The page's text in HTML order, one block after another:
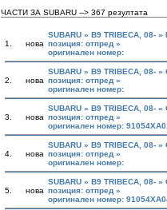
ЧАСТИ ЗА SUBARU --> 367 резултата
1. нова
SUBARU » B9 TRIBECA, 08-
позиция: отпред »
оригинален номер:
2. нова
SUBARU » B9 TRIBECA, 08-
позиция: отпред »
оригинален номер:
3. нова
SUBARU » B9 TRIBECA, 08-
позиция: отпред »
оригинален номер:
4. нова
SUBARU » B9 TRIBECA, 08-
позиция: отпред »
оригинален номер:
5. нова
SUBARU » B9 TRIBECA, 08-
позиция: отпред »
оригинален номер: